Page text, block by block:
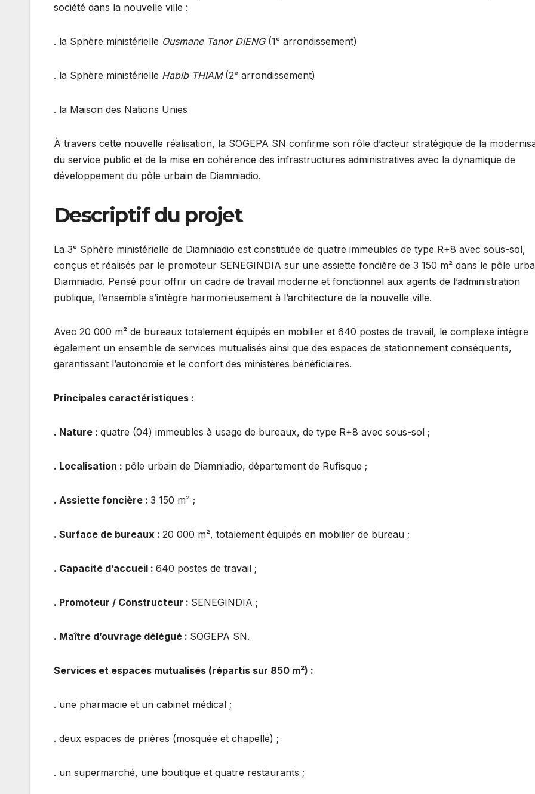
société dans la nouvelle ville :
. la Sphère ministérielle Ousmane Tanor DIENG(1ᵉ arrondissement)
. la Sphère ministérielle Habib THIAM(2ᵉ arrondissement)
. la Maison des Nations Unies
À travers cette nouvelle réalisation, la SOGEPA SN confirme son rôle d’acteur stratégique de la
du service public et de la mise en cohérence des infrastructures administratives avec la dynamique de
développement du pôle urbain de Diamniadio.
Descriptif du projet
La 3ᵉ Sphère ministérielle de Diamniadio est constituée de quatre immeubles de type R+8 avec sous-sol,
conçus et réalisés par le promoteur SENEGINDIA sur une assiette foncière de 3 150 m² dans le pôle
Diamniadio. Pensé pour offrir un cadre de travail moderne et fonctionnel aux agents de l’administration
publique, l’ensemble s’intègre harmonieusement à l’architecture de la nouvelle ville.
Avec 20 000 m² de bureaux totalement équipés en mobilier et 640 postes de travail, le complexe intègre
également un ensemble de services mutualisés ainsi que des espaces de stationnement conséquents,
garantissant l’autonomie et le confort des ministères bénéficiaires.
Principales caractéristiques :
. Nature : quatre (04) immeubles à usage de bureaux, de type R+8 avec sous-sol ;
. Localisation : pôle urbain de Diamniadio, département de Rufisque ;
. Assiette foncière : 3 150 m² ;
. Surface de bureaux : 20 000 m², totalement équipés en mobilier de bureau ;
. Capacité d’accueil : 640 postes de travail ;
. Promoteur / Constructeur : SENEGINDIA ;
. Maître d’ouvrage délégué : SOGEPA SN.
Services et espaces mutualisés (répartis sur 850 m²) :
. une pharmacie et un cabinet médical ;
. deux espaces de prières (mosquée et chapelle) ;
. un supermarché, une boutique et quatre restaurants ;